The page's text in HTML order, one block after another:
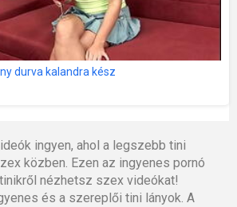
durva kalandra kész
ingyen, ahol a legszebb tini
közben. Ezen az ingyenes pornó
nézhetsz szex videókat!
és a szereplői tini lányok. A